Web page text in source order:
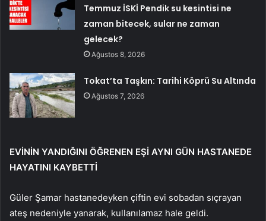
Temmuz İSKİ Pendik su kesintisi ne
zaman bitecek, sular ne zaman
gelecek?
Ağustos 8, 2026
Tokat’ta Taşkın: Tarihi Köprü Su Altında
Ağustos 7, 2026
EVİNİN YANDIĞINI ÖĞRENEN EŞİ AYNI GÜN HASTANEDE
HAYATINI KAYBETTİ
Güler Şamar hastanedeyken çiftin evi sobadan sıçrayan
ateş nedeniyle yanarak, kullanılamaz hale geldi.